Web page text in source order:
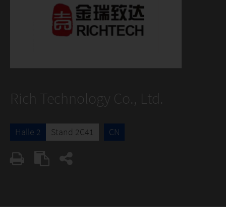
Rich Technology Co., Ltd.
Halle 2 Stand 2C41 CN